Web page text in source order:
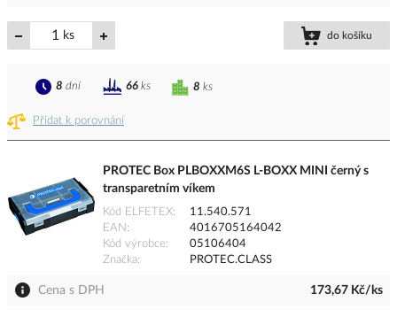
ks do košíku
Přidat k porovnání
8 ks
8 dní 66 ks
PROTEC Box PLBOXXM6S L-BOXX MINI černý s
transparetním víkem
Kód ELFETEX
11.540.571
EAN
4016705164042
Kód výrobce
05106404
Značka
PROTEC.CLASS
Cena s DPH 173,67 Kč/ks